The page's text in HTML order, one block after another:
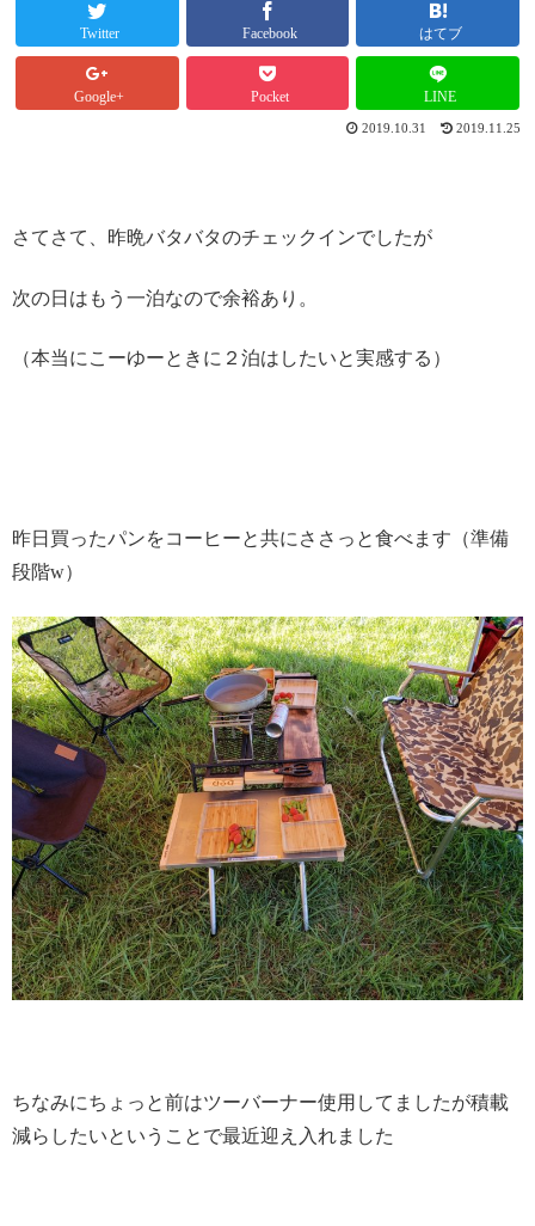
Twitter Facebook はてブ
Google+ Pocket LINE
2019.10.31 2019.11.25
さてさて、昨晩バタバタのチェックインでしたが
次の日はもう一泊なので余裕あり。
（本当にこーゆーときに２泊はしたいと実感する）
昨日買ったパンをコーヒーと共にささっと食べます（準備
段階w）
ちなみにちょっと前はツーバーナー使用してましたが積載
減らしたいということで最近迎え入れました